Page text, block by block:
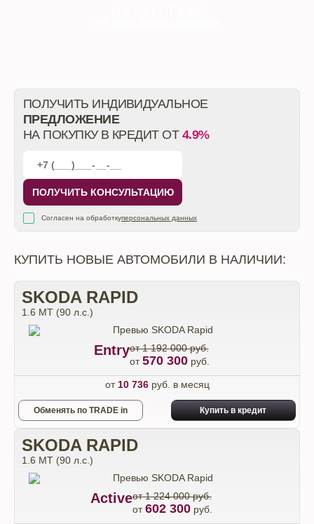
ПОЛУЧИТЬ ИНДИВИДУАЛЬНОЕ
ПРЕДЛОЖЕНИЕ
НА ПОКУПКУ В КРЕДИТ ОТ 4.9%
ПОЛУЧИТЬ КОНСУЛЬТАЦИЮ
Согласен на обработкуперсональных данных
КУПИТЬ НОВЫЕ АВТОМОБИЛИ В НАЛИЧИИ:
SKODA RAPID
1.6 MT (90 л.с.)
Entryот 1 192 000 руб.
от570 300руб.
от 10 736руб. в месяц
Обменять по TRADE in Купить в кредит
SKODA RAPID
1.6 MT (90 л.с.)
Activeот 1 224 000 руб.
от602 300 руб.